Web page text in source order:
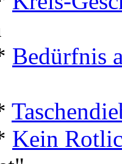
Bedürfnis
Kein